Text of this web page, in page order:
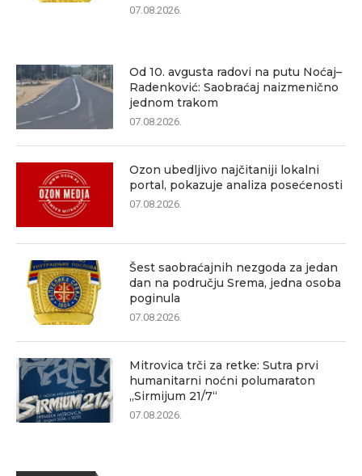
07.08.2026.
Od 10. avgusta radovi na putu Noćaj–
Radenković: Saobraćaj naizmenično
jednom trakom
07.08.2026.
Ozon ubedljivo najčitaniji lokalni
portal, pokazuje analiza posećenosti
07.08.2026.
Šest saobraćajnih nezgoda za jedan
dan na području Srema, jedna osoba
poginula
07.08.2026.
Mitrovica trči za retke: Sutra prvi
humanitarni noćni polumaraton
„Sirmijum 21/7“
07.08.2026.